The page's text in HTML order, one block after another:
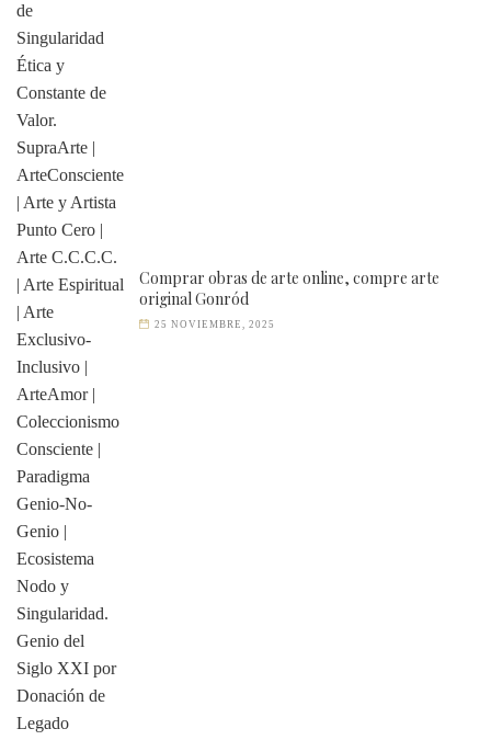
Comprar obras de arte online, compre arte
original Gonród
25 NOVIEMBRE, 2025